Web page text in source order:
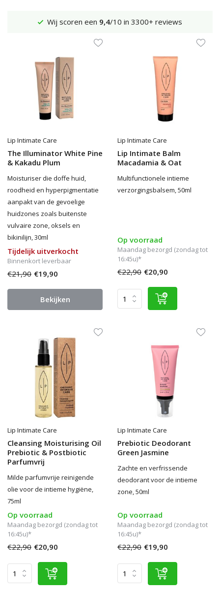
Wij scoren een 9,4/10 in 3300+ reviews
Lip Intimate Care
The Illuminator White Pine
& Kakadu Plum
Moisturiser die doffe huid,
roodheid en hyperpigmentatie
aanpakt van de gevoelige
huidzones zoals buitenste
vulvaire zone, oksels en
bikinilijn, 30ml
Tijdelijk uitverkocht
Binnenkort leverbaar
€21,90 €19,90
Bekijken
Lip Intimate Care
Lip Intimate Balm
Macadamia & Oat
Multifunctionele intieme
verzorgingsbalsem, 50ml
Op voorraad
Maandag bezorgd (zondag tot
16:45u)*
€22,90 €20,90
Lip Intimate Care
Cleansing Moisturising Oil
Prebiotic & Postbiotic
Parfumvrij
Milde parfumvrije reinigende
olie voor de intieme hygiëne,
75ml
Op voorraad
Maandag bezorgd (zondag tot
16:45u)*
€22,90 €20,90
Lip Intimate Care
Prebiotic Deodorant
Green Jasmine
Zachte en verfrissende
deodorant voor de intieme
zone, 50ml
Op voorraad
Maandag bezorgd (zondag tot
16:45u)*
€22,90 €19,90